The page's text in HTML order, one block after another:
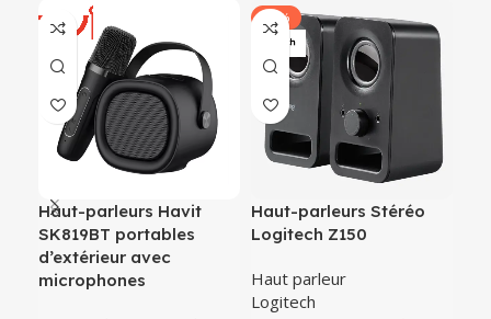
Haut-parleurs Havit
SK819BT portables
d’extérieur avec
microphones
-22%
Haut-parleurs Stéréo
Logitech Z150
Haut parleur
Logitech